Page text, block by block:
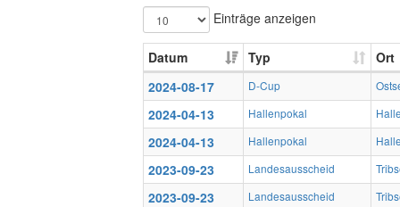
Einträge anzeigen
Datum Typ
Ort
2024-08-17
D-Cup
2024-04-13 Hallenpokal
2024-04-13 Hallenpokal
2023-09-23 Landesausscheid
2023-09-23 Landesausscheid